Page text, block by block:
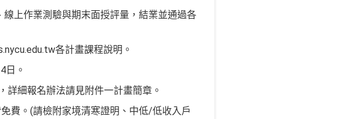
上作業測驗與期末面授評量，結業並通過各
各計畫課程說明。
日。
詳細報名辦法請見附件一計畫簡章。
費。(請檢附家境清寒證明、中低/低收入戶